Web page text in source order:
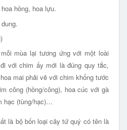
hồng, hoa lựu.
mùa lại tương ứng với một loài
với chim ấy mới là đúng quy tắc,
mai phải vẽ với chim khổng tước
công (hồng/công), hoa cúc với gà
hạc (tùng/hạc)…
là bộ bốn loại cây tứ quý có tên là